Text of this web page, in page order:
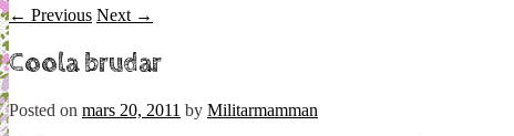
← Previous Next →
Coola brudar
Posted on mars 20, 2011 by Militarmamman